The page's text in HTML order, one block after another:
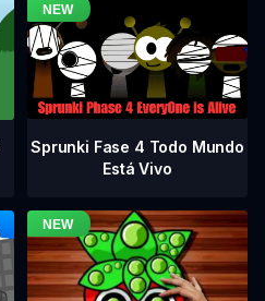
Sprunki Fase 4 Todo Mundo
Está Vivo